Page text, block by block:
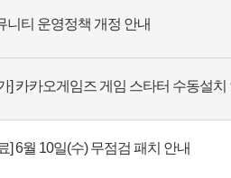
니티 운영정책 개정 안내
] 카카오게임즈 게임 스타터 수동설치
] 6월 10일(수) 무점검 패치 안내